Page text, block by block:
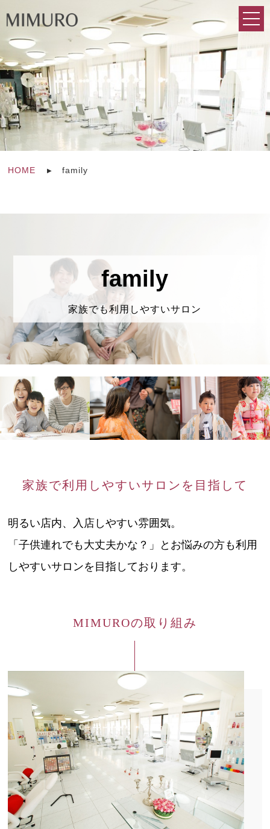
HOME family
family
家族でも利用しやすいサロン
家族で利用しやすいサロンを目指して
明るい店内、入店しやすい雰囲気。
「子供連れでも大丈夫かな？」とお悩みの方も利用
しやすいサロンを目指しております。
MIMUROの取り組み